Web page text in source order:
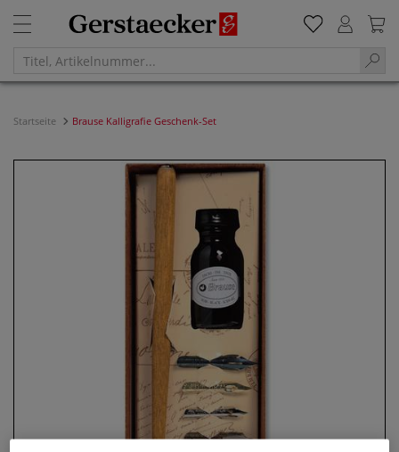
Startseite Brause Kalligrafie Geschenk-Set